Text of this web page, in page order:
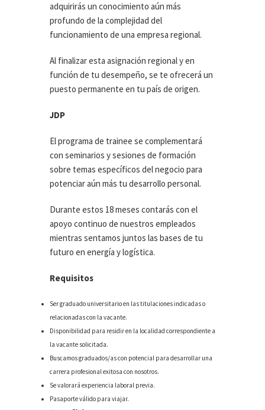
adquirirás un conocimiento aún más
profundo de la complejidad del
funcionamiento de una empresa regional.
Al finalizar esta asignación regional y en
función de tu desempeño, se te ofrecerá un
puesto permanente en tu país de origen.
JDP
El programa de trainee se complementará
con seminarios y sesiones de formación
sobre temas específicos del negocio para
potenciar aún más tu desarrollo personal.
Durante estos 18 meses contarás con el
apoyo continuo de nuestros empleados
mientras sentamos juntos las bases de tu
futuro en energía y logística.
Requisitos
Ser graduado universitario en las titulaciones indicadas o
relacionadas con la vacante.
Disponibilidad para residir en la localidad correspondiente a
la vacante solicitada.
Buscamos graduados/as con potencial para desarrollar una
carrera profesional exitosa con nosotros.
Se valorará experiencia laboral previa.
Pasaporte válido para viajar.